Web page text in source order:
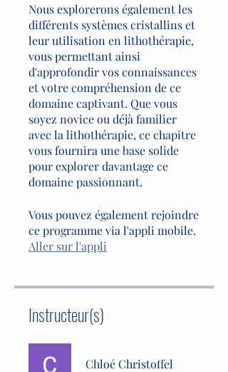
Nous explorerons également les
différents systèmes cristallins et
leur utilisation en lithothérapie,
vous permettant ainsi
d'approfondir vos connaissances
et votre compréhension de ce
domaine captivant. Que vous
soyez novice ou déjà familier
avec la lithothérapie, ce chapitre
vous fournira une base solide
pour explorer davantage ce
domaine passionnant.
Vous pouvez également rejoindre
ce programme via l'appli mobile.
Aller sur l'appli
Instructeur(s)
Chloé Christoffel